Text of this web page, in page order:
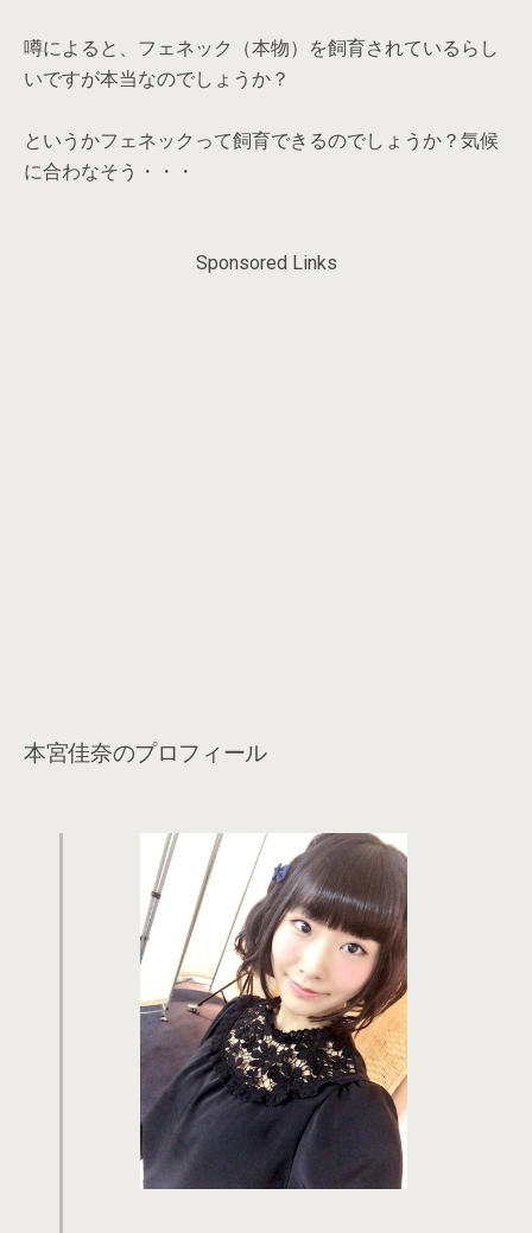
噂によると、フェネック（本物）を飼育されているらし
いですが本当なのでしょうか？
というかフェネックって飼育できるのでしょうか？気候
に合わなそう・・・
Sponsored Links
本宮佳奈のプロフィール